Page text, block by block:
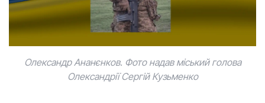
Oлександр Ананєнкoв. Фото надав міський голова
Олександрії Сергій Кузьменко